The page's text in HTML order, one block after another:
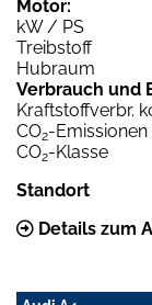
Motor:
kW / PS
Treibstoff
Hubraum
Verbrauch und
Kraftstoffverbr.
CO2-Emissionen
CO2-Klasse
Standort
Details zum